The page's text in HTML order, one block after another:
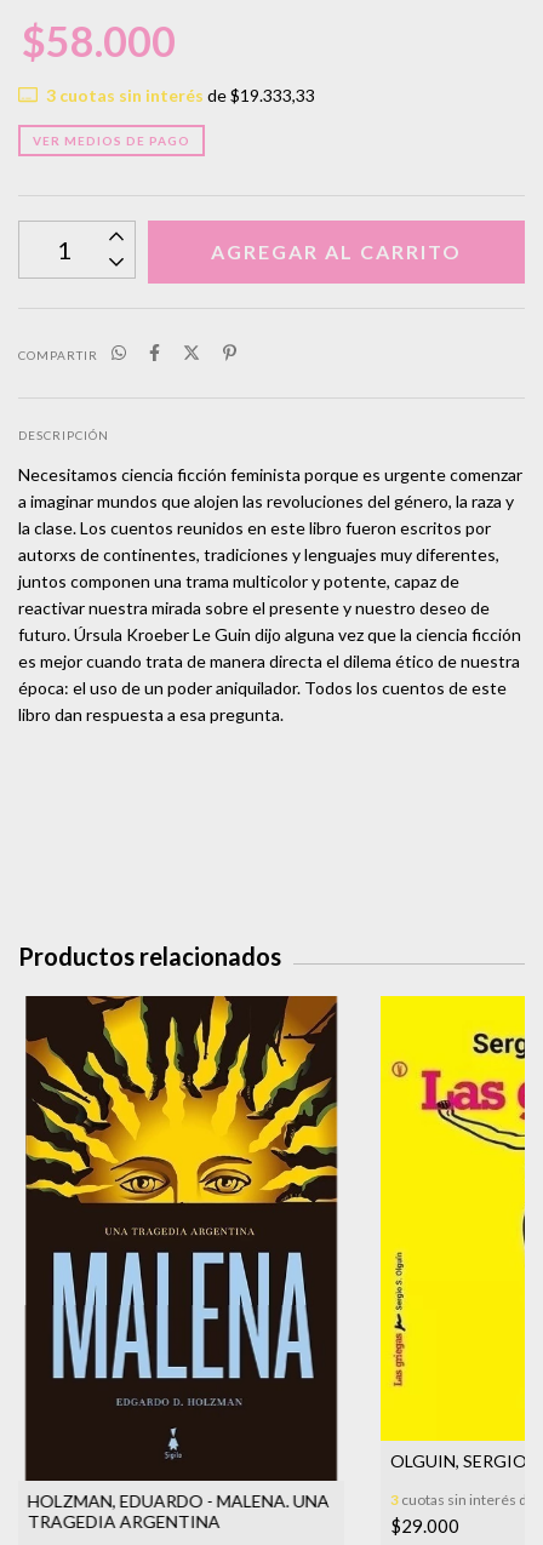
$58.000
3cuotas sin interés de$19.333,33
VER MEDIOS DE PAGO
COMPARTIR
DESCRIPCIÓN
Necesitamos ciencia ficción feminista porque es urgente comenzar
a imaginar mundos que alojen las revoluciones del género, la raza y
la clase. Los cuentos reunidos en este libro fueron escritos por
autorxs de continentes, tradiciones y lenguajes muy diferentes,
juntos componen una trama multicolor y potente, capaz de
reactivar nuestra mirada sobre el presente y nuestro deseo de
futuro. Úrsula Kroeber Le Guin dijo alguna vez que la ciencia ficción
es mejor cuando trata de manera directa el dilema ético de nuestra
época: el uso de un poder aniquilador. Todos los cuentos de este
libro dan respuesta a esa pregunta.
Productos relacionados
HOLZMAN, EDUARDO - MALENA. UNA
TRAGEDIA ARGENTINA
OLGUIN, SERGIO -
3cuotas sin interés de
$29.000